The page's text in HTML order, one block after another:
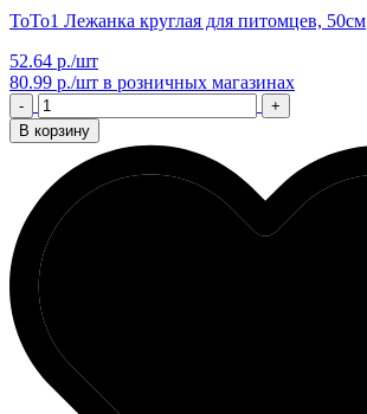
ТоТо1 Лежанка круглая для питомцев, 50см
52.64 р./шт
80.99 р./шт в розничных магазинах
-
+
В корзину